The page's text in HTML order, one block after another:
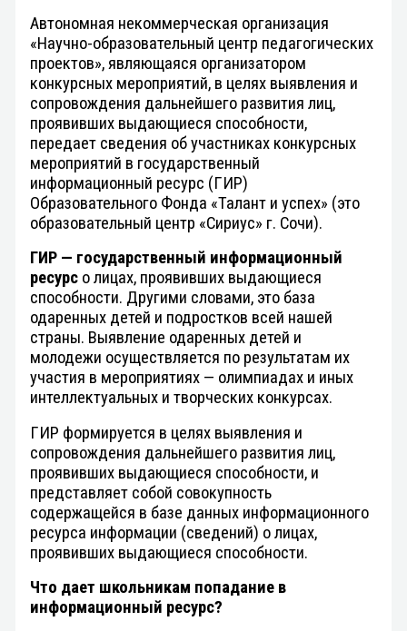
Автономная некоммерческая организация
«Научно-образовательный центр педагогических
проектов», являющаяся организатором
конкурсных мероприятий, в целях выявления и
сопровождения дальнейшего развития лиц,
проявивших выдающиеся способности,
передает сведения об участниках конкурсных
мероприятий в государственный
информационный ресурс (ГИР)
Образовательного Фонда «Талант и успех» (это
образовательный центр «Сириус» г. Сочи).
ГИР — государственный информационный
ресурс о лицах, проявивших выдающиеся
способности. Другими словами, это база
одаренных детей и подростков всей нашей
страны. Выявление одаренных детей и
молодежи осуществляется по результатам их
участия в мероприятиях — олимпиадах и иных
интеллектуальных и творческих конкурсах.
ГИР формируется в целях выявления и
сопровождения дальнейшего развития лиц,
проявивших выдающиеся способности, и
представляет собой совокупность
содержащейся в базе данных информационного
ресурса информации (сведений) о лицах,
проявивших выдающиеся способности.
Что дает школьникам попадание в
информационный ресурс?